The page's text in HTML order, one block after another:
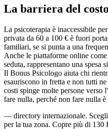
La barriera del
La psicoterapia è inaccessibile
privata da 60 a 100 € è fuori
familiari, se si punta a una
Anche le piattaforme online
seduta, rappresentano una spesa
Il Bonus Psicologo aiuta chi
esauriscono in fretta e non tutti
costi spinge molte persone verso
fare nulla, perché non fare nulla
— directory internazionale.
per la tua zona. Copre più di 130